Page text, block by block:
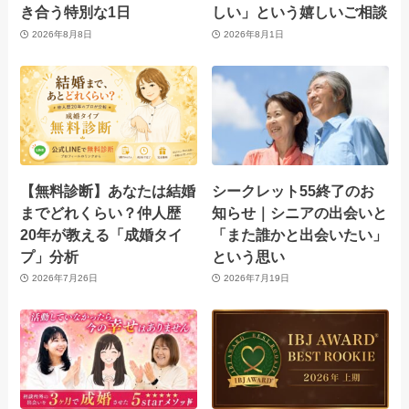
き合う特別な1日
2026年8月8日
しい」という嬉しいご相談
2026年8月1日
【無料診断】あなたは結婚
までどれくらい？仲人歴
20年が教える「成婚タイ
プ」分析
2026年7月26日
シークレット55終了のお
知らせ｜シニアの出会いと
「また誰かと出会いたい」
という思い
2026年7月19日